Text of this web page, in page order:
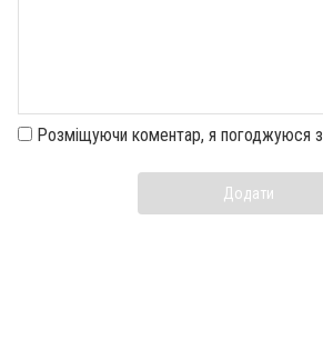
Розміщуючи коментар, я погоджуюся з
Додати